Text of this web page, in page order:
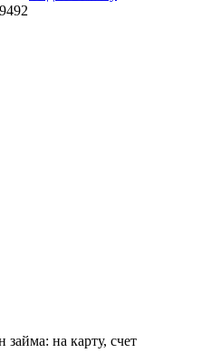
на карту, счет